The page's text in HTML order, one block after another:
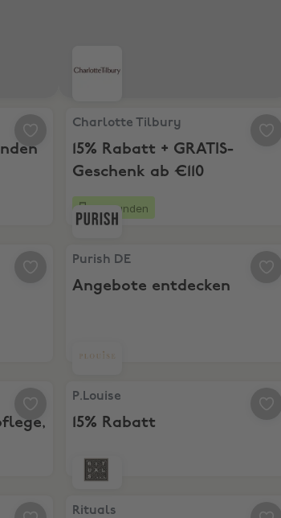
Charlotte Tilbury, 15% Rabatt +
Charlotte Tilbury
15% Rabatt + GRATIS-
Geschenk ab €110
26 Stunden
VollpreisartikelPurish DE, Angebote entdecken
Purish DE
Angebote entdecken
Haar & Make-up
P.Louise, 15% Rabatt
P.Louise
15% Rabatt
store Rituals, Exklusive 15% Rabatt online
Rituals